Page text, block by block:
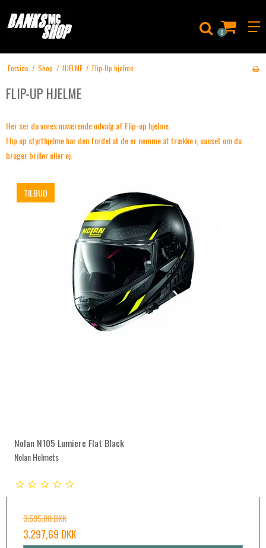
0
Forside / Shop / HJELME / Flip-Up hjelme
FLIP-UP HJELME
Her ser du vores nuværende udvalg af Flip-up hjelme.
Flip up styrthjelme har den fordel at de er nemme at trække i, uanset om du
bruger briller eller ej.
TILBUD
Nolan N105 Lumiere Flat Black
Nolan Helmets
3.595,00 DKK
3.297,69 DKK